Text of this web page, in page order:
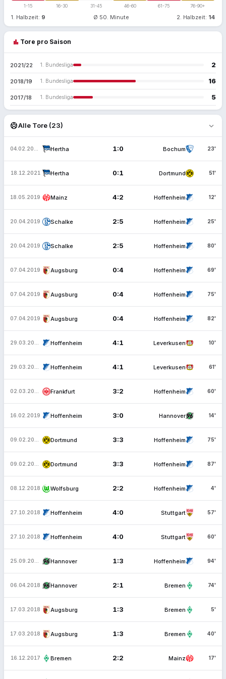
1-15 16-30 31-45 46-60 61-75 76-90+
1. Halbzeit: 9 Ø 50. Minute 2. Halbzeit: 14
bar_chart Tore pro Saison
2021/22 1. Bundesliga 2
2018/19 1. Bundesliga 16
2017/18 1. Bundesliga 5
sports_soccerAlle Tore (23) expand_more
Hertha 1:0 Bochum 23'
18.12.2021 Hertha 0:1 Dortmund 51'
18.05.2019 Mainz 4:2 Hoffenheim 12'
20.04.2019 Schalke 2:5 Hoffenheim 25'
20.04.2019 Schalke 2:5 Hoffenheim 80'
07.04.2019 Augsburg 0:4 Hoffenheim 69'
07.04.2019 Augsburg 0:4 Hoffenheim 75'
07.04.2019 Augsburg 0:4 Hoffenheim 82'
Hoffenheim 4:1 Leverkusen 10'
Hoffenheim 4:1 Leverkusen 61'
Frankfurt 3:2 Hoffenheim 60'
16.02.2019 Hoffenheim 3:0 Hannover 14'
Dortmund 3:3 Hoffenheim 75'
Dortmund 3:3 Hoffenheim 87'
08.12.2018 Wolfsburg 2:2 Hoffenheim 4'
27.10.2018 Hoffenheim 4:0 Stuttgart 57'
27.10.2018 Hoffenheim 4:0 Stuttgart 60'
Hannover 1:3 Hoffenheim 94'
06.04.2018 Hannover 2:1 Bremen 74'
17.03.2018 Augsburg 1:3 Bremen 5'
17.03.2018 Augsburg 1:3 Bremen 40'
16.12.2017 Bremen 2:2 Mainz 17'